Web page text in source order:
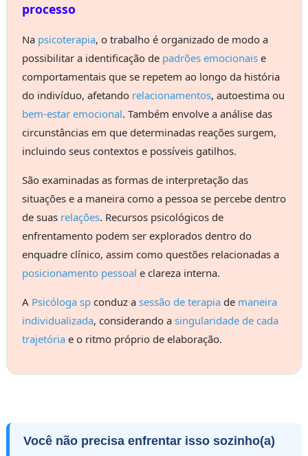
processo
Na psicoterapia, o trabalho é organizado de modo a
possibilitar a identificação de padrões emocionaise
comportamentais que se repetem ao longo da história
do indivíduo, afetando relacionamentos, autoestima ou
bem-estar emocional. Também envolve a análise das
circunstâncias em que determinadas reações surgem,
incluindo seus contextos e possíveis gatilhos.
São examinadas as formas de interpretação das
situações e a maneira como a pessoa se percebe dentro
de suas relações. Recursos psicológicos de
enfrentamento podem ser explorados dentro do
enquadre clínico, assim como questões relacionadas a
posicionamento pessoal e clareza interna.
A Psicóloga spconduz a sessão de terapiade maneira
individualizada, considerando a singularidade de cada
trajetóriae o ritmo próprio de elaboração.
Você não precisa enfrentar isso sozinho(a)